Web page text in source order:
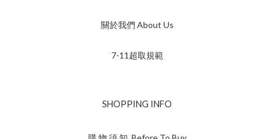
關於我們 About Us
7-11超取規範
SHOPPING INFO